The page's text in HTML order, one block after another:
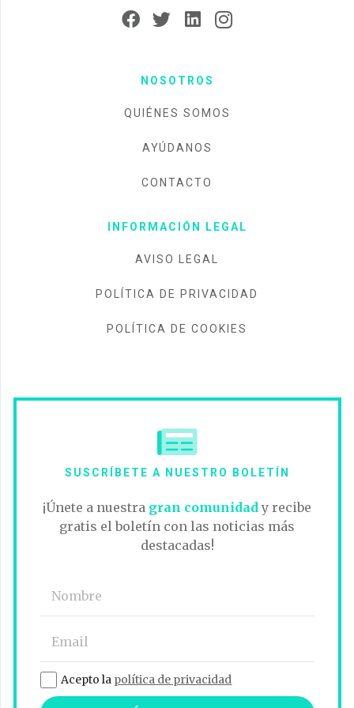
NOSOTROS
QUIÉNES SOMOS
AYÚDANOS
CONTACTO
INFORMACIÓN LEGAL
AVISO LEGAL
POLÍTICA DE PRIVACIDAD
POLÍTICA DE COOKIES
SUSCRÍBETE A NUESTRO BOLETÍN
¡Únete a nuestra gran comunidad y recibe
gratis el boletín con las noticias más
destacadas!
Acepto la política de privacidad